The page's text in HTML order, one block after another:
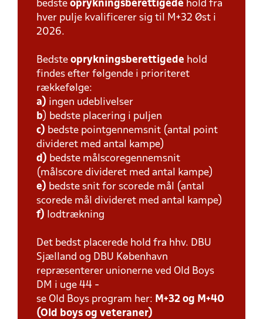
bedste oprykningsberettigede hold fra
hver pulje kvalificerer sig til M+32 Øst i
2026.
Bedste oprykningsberettigede hold
findes efter følgende i prioriteret
rækkefølge:
a) ingen udeblivelser
b) bedste placering i puljen
c) bedste pointgennemsnit (antal point
divideret med antal kampe)
d) bedste målscoregennemsnit
(målscore divideret med antal kampe)
e) bedste snit for scorede mål (antal
scorede mål divideret med antal kampe)
f) lodtrækning
Det bedst placerede hold fra hhv. DBU
Sjælland og DBU København
repræsenterer unionerne ved Old Boys
DM i uge 44 -
se Old Boys program her: M+32 og M+40
(Old boys og veteraner)